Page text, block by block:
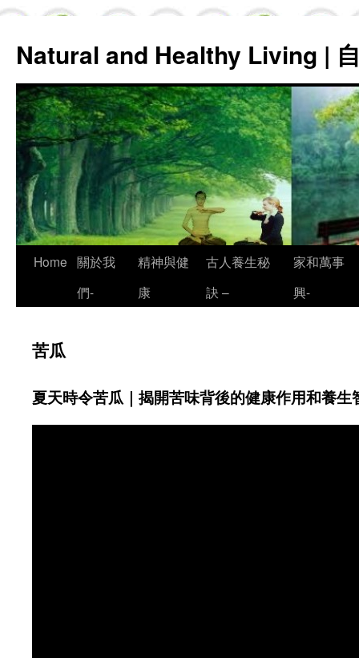
Natural and Healthy Living |
Skip
Home 關於我
們-
精神與健
康
古人養生秘
訣 –
家和萬事
興-
苦瓜
夏天時令苦瓜｜揭開苦味背後的健康作用和養生